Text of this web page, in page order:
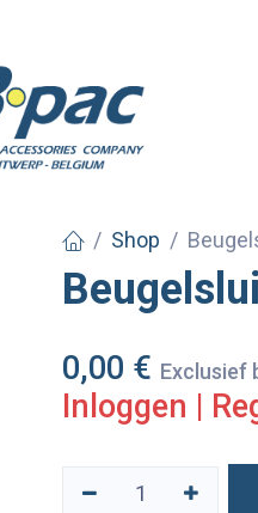
Shop
0,00 € Exclusief
Inloggen |